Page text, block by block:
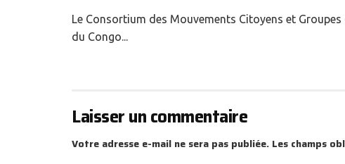
Le Consortium des Mouvements Citoyens et
du Congo...
Laisser un commentaire
Votre adresse e-mail ne sera pas publiée. Les champs